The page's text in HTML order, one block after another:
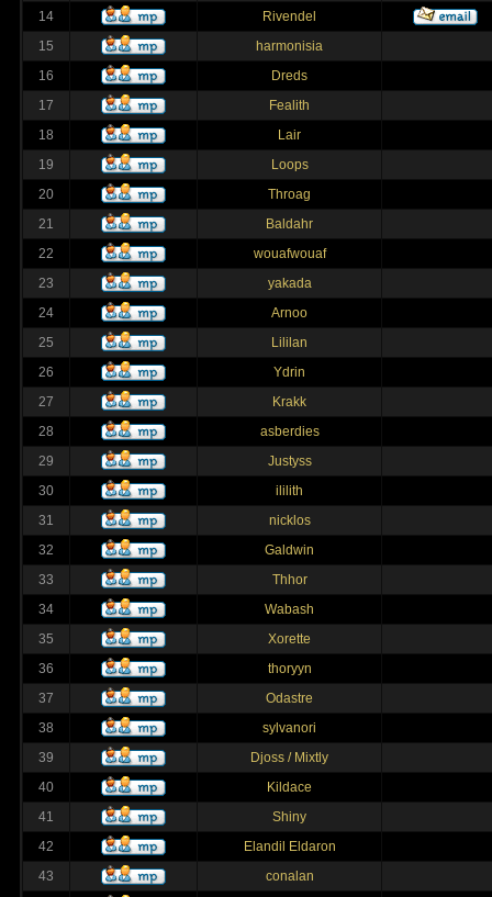
14
Rivendel
15
harmonisia
16
Dreds
17
Fealith
18
Lair
19
Loops
20
Throag
21
Baldahr
22
wouafwouaf
23
yakada
24
Arnoo
25
Lililan
26
Ydrin
27
Krakk
28
asberdies
29
Justyss
30
ililith
31
nicklos
32
Galdwin
33
Thhor
34
Wabash
35
Xorette
36
thoryyn
37
Odastre
38
sylvanori
39
Djoss / Mixtly
40
Kildace
41
Shiny
42
Elandil Eldaron
43
conalan